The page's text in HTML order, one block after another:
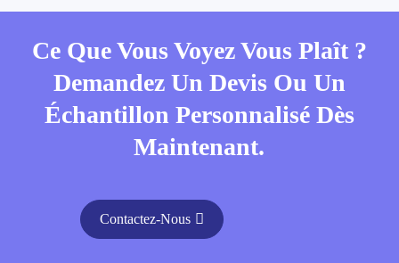
Ce Que Vous Voyez Vous Plaît ?
Demandez Un Devis Ou Un
Échantillon Personnalisé Dès
Maintenant.
Contactez-Nous